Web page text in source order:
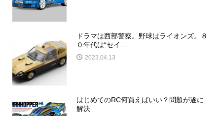
ドラマは西部警察。野球はライオンズ。８
０年代は“セイ...
2023.04.13
はじめてのRC何買えばいい？問題が遂に
解決